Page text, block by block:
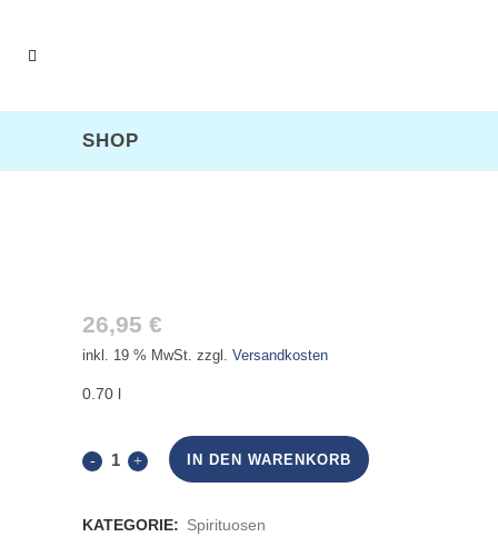
SHOP
26,95 €
inkl. 19 % MwSt. zzgl. Versandkosten
0.70 l
Langeooger IN DEN WARENKORB
KATEGORIE: Spirituosen